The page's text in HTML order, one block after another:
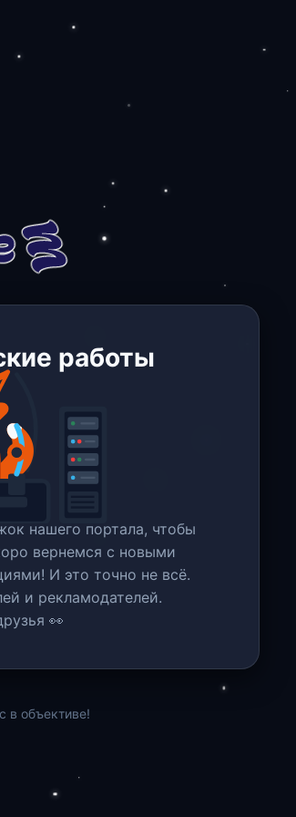
работы
нашего портала, чтобы
вернемся c новыми
И это точно не всё.
и рекламодателей.
👀
в объективе!